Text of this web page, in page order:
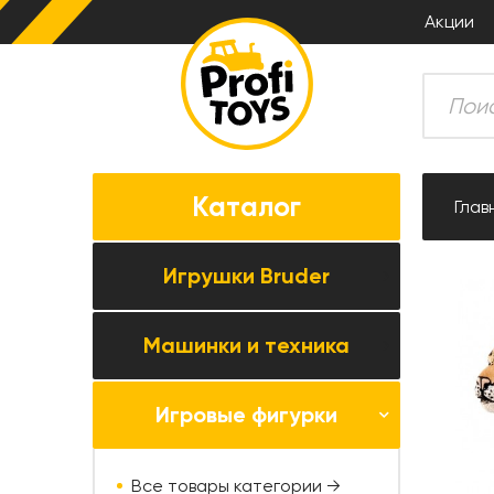
Акции
Каталог
Игрушки Bruder
Все товары категории →
Комбайны
Тракторы
Машинки и техника
Все товары категории →
Игровые фигурки
Все товары категории →